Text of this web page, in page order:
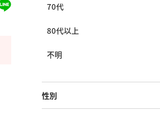
70代
80代以上
不明
性別